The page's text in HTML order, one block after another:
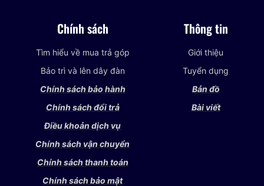
Chính sách
Tìm hiểu về mua trả góp
Bảo trì và lên dây đàn
Chính sách bảo hành
Chính sách đổi trả
Điều khoản dịch vụ
Chính sách vận chuyển
Chính sách thanh toán
Chính sách bảo mật
Thông tin
Giới thiệu
Tuyển dụng
Bản đồ
Bài viết